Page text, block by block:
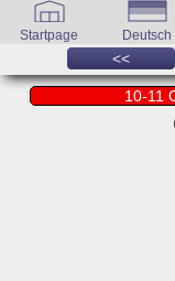
Startpage Deutsch
<<
10-11